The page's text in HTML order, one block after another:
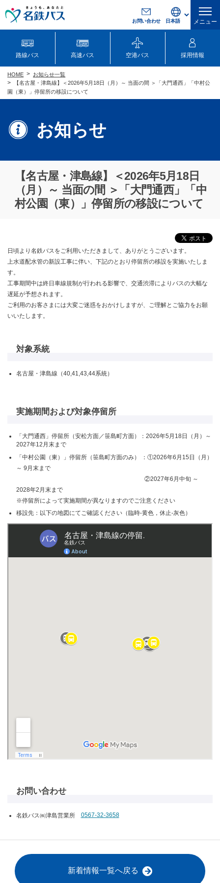
お問い合わせ メニュー
路線バス 高速バス 空港バス 採用情報
お知らせ
HOME
お知らせ一覧
【名古屋・津島線】＜2026年5月18日（月）～ 当面の間 ＞「大門通西」「中村公
園（東）」停留所の移設について
【名古屋・津島線】＜2026年5月18日
（月）～ 当面の間 ＞「大門通西」「中
村公園（東）」停留所の移設について
日頃より名鉄バスをご利用いただきまして、ありがとうございます。
上水道配水管の新設工事に伴い、下記のとおり停留所の移設を実施いたしま
す。
工事期間中は終日車線規制が行われる影響で、交通渋滞によりバスの大幅な
遅延が予想されます。
ご利用のお客さまには大変ご迷惑をおかけしますが、ご理解とご協力をお願
いいたします。
対象系統
名古屋・津島線（40,41,43,44系統）
実施期間および対象停留所
「大門通西」停留所（安松方面／笹島町方面）：2026年5月18日（月）～
2027年12月末まで
「中村公園（東）」停留所（笹島町方面のみ） ：①2026年6月15日（月）
～ 9月末まで
②2027年6月中旬 ～
2028年2月末まで
※停留所によって実施期間が異なりますのでご注意ください
移設先：以下の地図にてご確認ください（臨時-黄色，休止-灰色）
お問い合わせ
名鉄バス㈱津島営業所 0567-32-3658
新着情報一覧へ戻る